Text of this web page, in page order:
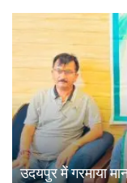
उदयपुर में गरमाया